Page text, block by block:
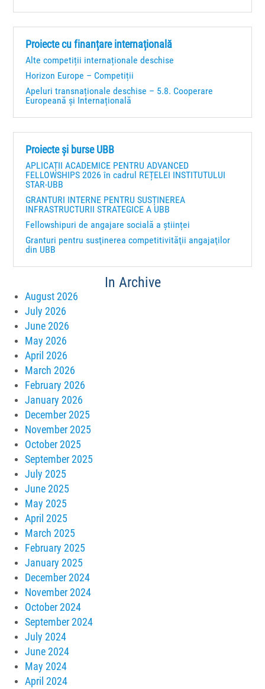
Proiecte cu finanțare internațională
Alte competiții internaționale deschise
Horizon Europe – Competiții
Apeluri transnaționale deschise – 5.8. Cooperare
Europeană și Internațională
Proiecte și burse UBB
APLICAȚII ACADEMICE PENTRU ADVANCED
FELLOWSHIPS 2026 în cadrul REȚELEI INSTITUTULUI
STAR-UBB
GRANTURI INTERNE PENTRU SUSȚINEREA
INFRASTRUCTURII STRATEGICE A UBB
Fellowshipuri de angajare socială a științei
Granturi pentru susţinerea competitivităţii angajaţilor
din UBB
In Archive
August 2026
July 2026
June 2026
May 2026
April 2026
March 2026
February 2026
January 2026
December 2025
November 2025
October 2025
September 2025
July 2025
June 2025
May 2025
April 2025
March 2025
February 2025
January 2025
December 2024
November 2024
October 2024
September 2024
July 2024
June 2024
May 2024
April 2024